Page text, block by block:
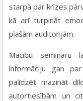
starpā par krīzes
kā arī turpināt
plašām auditorijām.
Mācību semināru
informāciju gan
palīdzēt mazināt
autortiesībām un